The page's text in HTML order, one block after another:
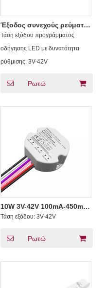
Έξοδος συνεχούς ρεύματος
10W 20W 40W 60W
σταθερό ρεύμα DMX512
Τάση εξόδου προγράμματος
οδήγησης LED με δυνατότητα
ρύθμισης: 3V-42V
Ρωτώ
10W 3V-42V 100mA-450mA
Circular Plastic DMX512
Dimmable Constant
Τάση εξόδου: 3V-42V
Ρωτώ